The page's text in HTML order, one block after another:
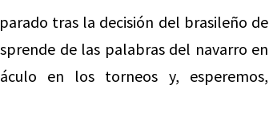
tras la decisión del brasileño de
de las palabras del navarro en
en los torneos y, esperemos,